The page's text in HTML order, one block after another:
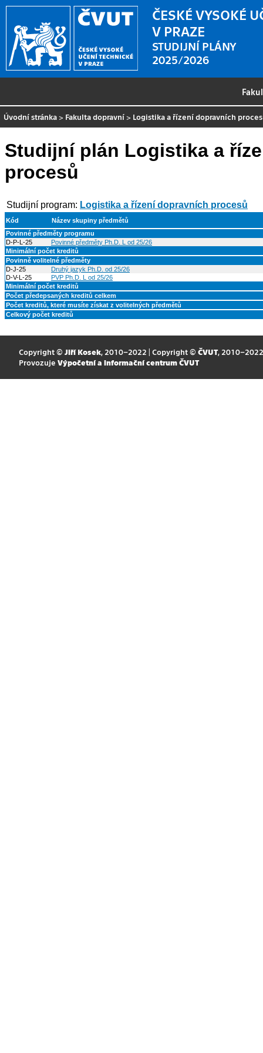
ČESKÉ VYSOKÉ
V PRAZE
STUDIJNÍ PLÁNY
2025/2026
Úvodní stránka > Fakulta dopravní > Logistika a řízení dopravních
Studijní plán Logistika a
procesů
Studijní program: Logistika a řízení dopravních procesů
Kód
Název skupiny předmětů
Povinné předměty programu
D-P-L-25
Povinné předměty Ph.D. L od 25/26
Minimální počet kreditů
Povinně volitelné předměty
D-J-25
Druhý jazyk Ph.D. od 25/26
D-V-L-25
PVP Ph.D. L od 25/26
Minimální počet kreditů
Počet předepsaných kreditů celkem
Počet kreditů, které musíte získat z volitelných předmětů
Celkový počet kreditů
Copyright © Jiří Kosek, 2010–2022 | Copyright © ČVUT, 2010–2022
Provozuje Výpočetní a informační centrum ČVUT